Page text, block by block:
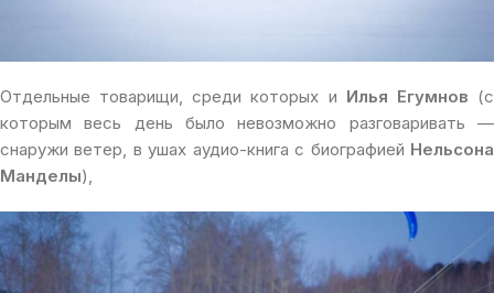
Отдельные товарищи, среди которых и Илья Егумнов (с
которым весь день было невозможно разговаривать —
снаружи ветер, в ушах аудио-книга с биографией Нельсона
Манделы),